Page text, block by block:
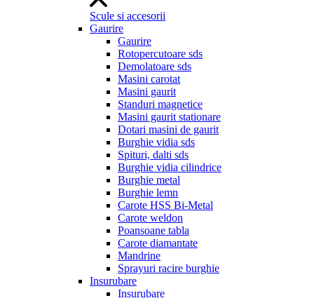
Scule si accesorii
Gaurire
Gaurire
Rotopercutoare sds
Demolatoare sds
Masini carotat
Masini gaurit
Standuri magnetice
Masini gaurit stationare
Dotari masini de gaurit
Burghie vidia sds
Spituri, dalti sds
Burghie vidia cilindrice
Burghie metal
Burghie lemn
Carote HSS Bi-Metal
Carote weldon
Poansoane tabla
Carote diamantate
Mandrine
Sprayuri racire burghie
Insurubare
Insurubare